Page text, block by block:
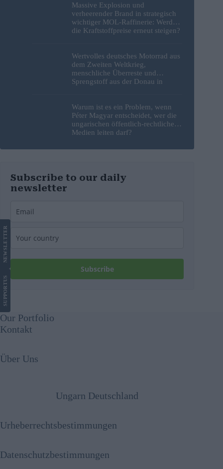
Massive Explosion und
verheerender Brand in strategisch
wichtiger MOL-Raffinerie: Werden
die Kraftstoffpreise erneut steigen?
Wertvolles deutsches Motorrad aus
dem Zweiten Weltkrieg,
menschliche Überreste und
Sprengstoff aus der Donau in
Warum ist es ein Problem, wenn
Péter Magyar entscheidet, wer die
ungarischen öffentlich-rechtlichen
Medien leiten darf?
Subscribe to our daily
newsletter
Subscribe
SUPPORT
US
NEWS
LETTER
Our Portfolio
Kontakt
Über Uns
Ungarn Deutschland
Urheberrechtsbestimmungen
Datenschutzbestimmungen